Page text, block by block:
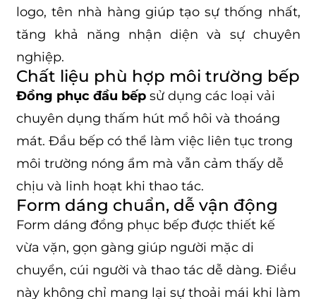
logo, tên nhà hàng giúp tạo sự thống nhất,
tăng khả năng nhận diện và sự chuyên
nghiệp.
Chất liệu phù hợp môi trường bếp
Đồng phục đầu bếpsử dụng các loại vải
chuyên dụng thấm hút mồ hôi và thoáng
mát. Đầu bếp có thể làm việc liên tục trong
môi trường nóng ẩm mà vẫn cảm thấy dễ
chịu và linh hoạt khi thao tác.
Form dáng chuẩn, dễ vận động
Form dáng đồng phục bếp được thiết kế
vừa vặn, gọn gàng giúp người mặc di
chuyển, cúi người và thao tác dễ dàng. Điều
này không chỉ mang lại sự thoải mái khi làm